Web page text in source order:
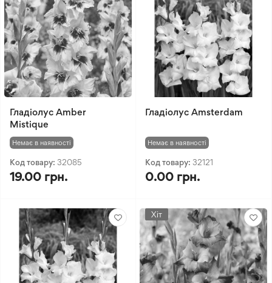
Гладіолус Amber
Mistique
Немає в наявності
Код товару: 32085
19.00 грн.
Гладіолус Amsterdam
Немає в наявності
Код товару: 32121
0.00 грн.
Хіт